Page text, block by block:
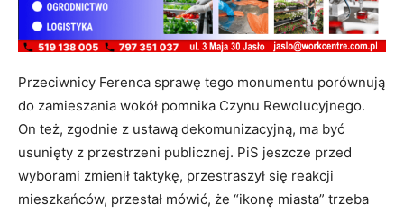
Przeciwnicy Ferenca sprawę tego monumentu porównują
do zamieszania wokół pomnika Czynu Rewolucyjnego.
On też, zgodnie z ustawą dekomunizacyjną, ma być
usunięty z przestrzeni publicznej. PiS jeszcze przed
wyborami zmienił taktykę, przestraszył się reakcji
mieszkańców, przestał mówić, że “ikonę miasta” trzeba